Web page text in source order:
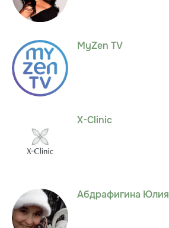
MyZen TV
X-Сlinic
Абдрафигина Юлия